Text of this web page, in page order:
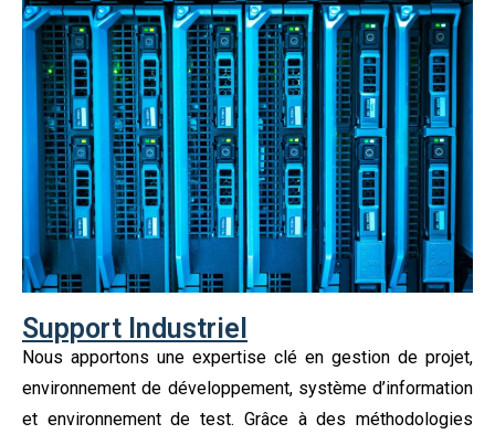
Support Industriel
Nous apportons une expertise clé en gestion de projet,
environnement de développement, système d’information
et environnement de test. Grâce à des méthodologies